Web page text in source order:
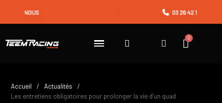
Accueil
Actualités
Les entretiens obligatoires pour prolonger la vie d’un quad